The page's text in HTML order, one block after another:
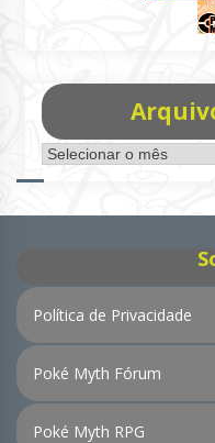
Arquivo
de
Política de Privacidade
Poké Myth Fórum
Poké Myth RPG